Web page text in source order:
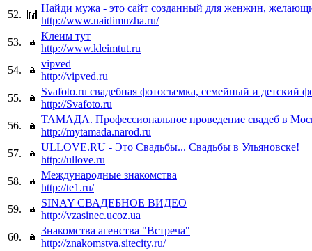
52.
Найди мужа - это сайт созданный для женжин,
http://www.naidimuzha.ru/
53.
Клеим тут
http://www.kleimtut.ru
54.
vipved
http://vipved.ru
55.
Svafoto.ru свадебная фотосъемка, семейный и детский
http://Svafoto.ru
56.
ТАМАДА. Профессиональное проведение свадеб в
http://mytamada.narod.ru
57.
ULLOVE.RU - Это Свадьбы... Свадьбы в Ульяновске!
http://ullove.ru
58.
Международные знакомства
http://te1.ru/
59.
SINAY СВАДЕБНОЕ ВИДЕО
http://vzasinec.ucoz.ua
60.
Знакомства агенства "Встреча"
http://znakomstva.sitecity.ru/